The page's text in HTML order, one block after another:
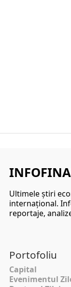
Ultimele ştiri
internaţional.
reportaje,
Portofoliu
Capital
Evenimentul